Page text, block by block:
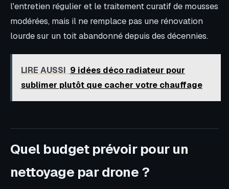
l'entretien régulier et le traitement curatif de mousses
modérées, mais il ne remplace pas une rénovation
lourde sur un toit abandonné depuis des décennies.
LIRE AUSSI 9 idées déco radiateur pour
sublimer plutôt que cacher votre chauffage
Quel budget prévoir pour un
nettoyage par drone ?